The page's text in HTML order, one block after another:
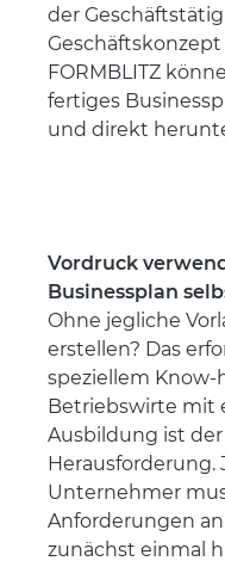
der
Geschäftskonzept
FORMBLITZ
fertiges
und direkt
Vordruck
Businessplan
Ohne jegliche
erstellen? Das
speziellem Know-
Betriebswirte mit
Ausbildung ist
Herausforderung.
Unternehmer
Anforderungen
zunächst einmal